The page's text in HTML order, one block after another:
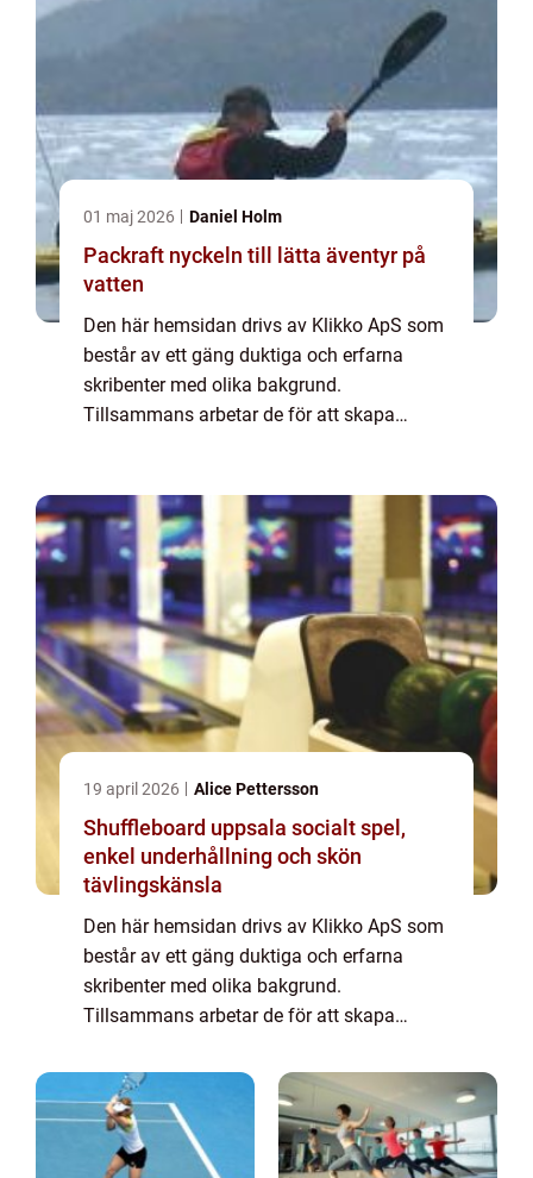
01 maj 2026 Daniel Holm
Packraft nyckeln till lätta äventyr på
vatten
Den här hemsidan drivs av Klikko ApS som
består av ett gäng duktiga och erfarna
skribenter med olika bakgrund.
Tillsammans arbetar de för att skapa
massa olika ...
19 april 2026 Alice Pettersson
Shuffleboard uppsala socialt spel,
enkel underhållning och skön
tävlingskänsla
Den här hemsidan drivs av Klikko ApS som
består av ett gäng duktiga och erfarna
skribenter med olika bakgrund.
Tillsammans arbetar de för att skapa
utmanande det är att läsa och genomgå en
massa olika ...